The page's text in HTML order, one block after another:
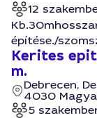
12
építése./
Kerites
m.
Debrecen,
4030
5